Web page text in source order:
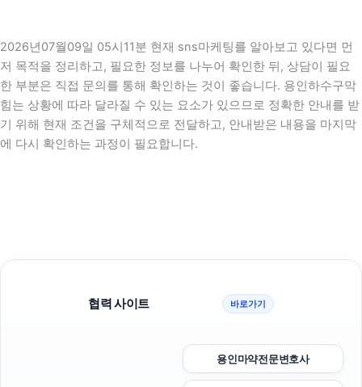
2026년07월09일 05시11분 현재 sns마케팅를 알아보고 있다면 먼
저 목적을 정리하고, 필요한 정보를 나누어 확인한 뒤, 상담이 필요
한 부분은 직접 문의를 통해 확인하는 것이 좋습니다. 용인하수구막
힘는 상황에 따라 달라질 수 있는 요소가 있으므로 정확한 안내를 받
기 위해 현재 조건을 구체적으로 전달하고, 안내받은 내용을 마지막
에 다시 확인하는 과정이 필요합니다.
협력 사이트 바로가기
용인마약전문변호사